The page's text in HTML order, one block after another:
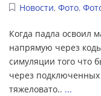
Новости, Фото,
Когда падла освоил
напрямую через
симуляции того что
через
тяжеловато.. ...